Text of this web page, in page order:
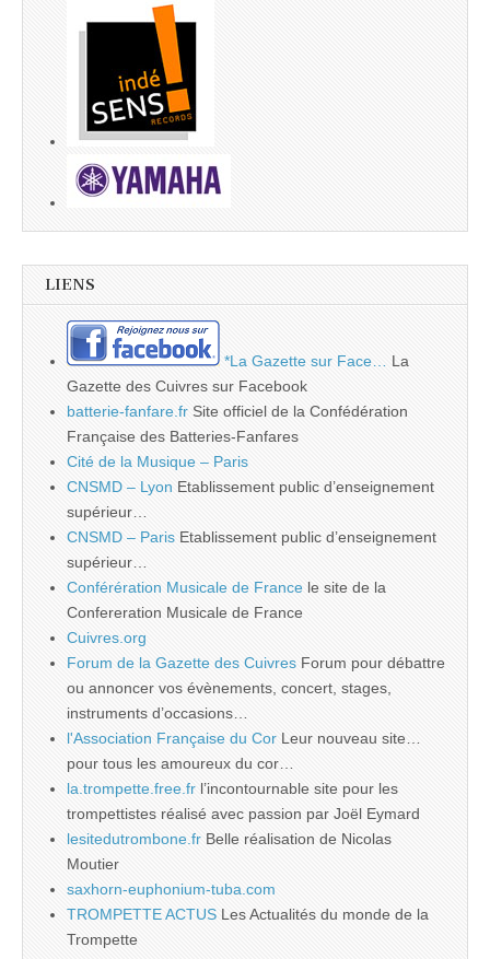
LIENS
*La Gazette sur Face…
La
Gazette des Cuivres sur Facebook
batterie-fanfare.fr Site officiel de la Confédération
Française des Batteries-Fanfares
Cité de la Musique – Paris
CNSMD – Lyon Etablissement public d’enseignement
supérieur…
CNSMD – Paris Etablissement public d’enseignement
supérieur…
Conférération Musicale de France le site de la
Confereration Musicale de France
Cuivres.org
Forum de la Gazette des Cuivres Forum pour débattre
ou annoncer vos évènements, concert, stages,
instruments d’occasions…
l'Association Française du Cor Leur nouveau site…
pour tous les amoureux du cor…
la.trompette.free.fr l’incontournable site pour les
trompettistes réalisé avec passion par Joël Eymard
lesitedutrombone.fr Belle réalisation de Nicolas
Moutier
saxhorn-euphonium-tuba.com
TROMPETTE ACTUS Les Actualités du monde de la
Trompette